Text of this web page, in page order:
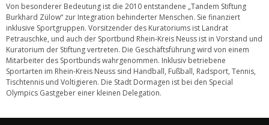
Von besonderer Bedeutung ist die 2010 entstandene „Tandem Stiftung
Burkhard Zülow“ zur Integration behinderter Menschen. Sie finanziert
inklusive Sportgruppen. Vorsitzender des Kuratoriums ist Landrat
Petrauschke, und auch der Sportbund Rhein-Kreis Neuss ist in Vorstand und
Kuratorium der Stiftung vertreten. Die Geschäftsführung wird von einem
Mitarbeiter des Sportbunds wahrgenommen. Inklusiv betriebene
Sportarten im Rhein-Kreis Neuss sind Handball, Fußball, Radsport, Tennis,
Tischtennis und Voltigieren. Die Stadt Dormagen ist bei den Special
Olympics Gastgeber einer kleinen Delegation.